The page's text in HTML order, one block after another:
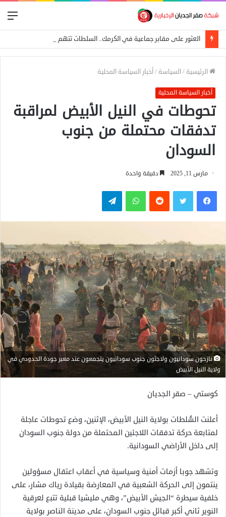
الرئيسية /السياسة /أخبار السياسة المحلية
أخبار السياسة المحلية
تحوطات في النيل الأبيض لمراقبة
تدفقات محتملة من جنوب
السودان
مارس 11, 2025 دقيقة واحدة
فيسبوكتويتر واتساب تيلقرام
نازحون سودانيون ولاجئون جنوب سودانيون يتجمعون عند معبر جودة الحدودي في
ولاية النيل الأبيض
كوستي – صقر الجديان
أعلنت السُّلطات بولاية النيل الأبيض، الإثنين، وضع تحوطات عاجلة
لمتابعة حركة تدفقات اللاجئين المحتملة من دولة جنوب السودان
إلى داخل الأراضي السودانية.
وتشهد جوبا أزمات أمنية وسياسية في أعقاب اعتقال مسؤولين
ينتمون إلى الحركة الشعبية في المعارضة بقيادة رياك مشار، على
خلفية سيطرة “الجيش الأبيض”، وهي مليشيا قبلية تتبع لعرقية
النوير ثاني أكبر قبائل جنوب السودان، على مدينة الناصر بولاية